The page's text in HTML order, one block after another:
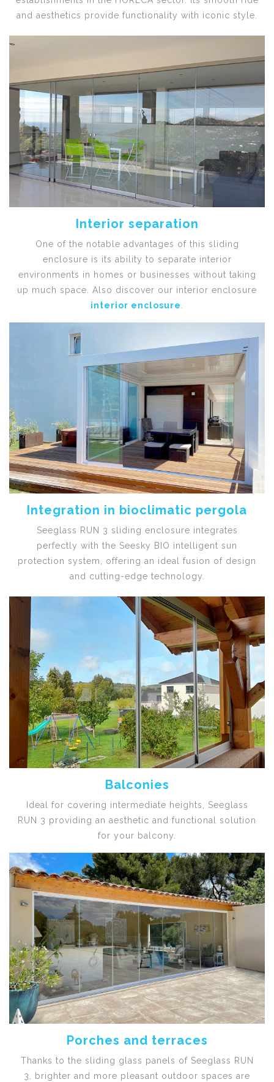
and aesthetics provide functionality with iconic style.
Interior separation
One of the notable advantages of this sliding
enclosure is its ability to separate interior
environments in homes or businesses without taking
up much space. Also discover our interior enclosure
interior enclosure
Integration in bioclimatic pergola
Seeglass RUN 3 sliding enclosure integrates
perfectly with the Seesky BIO intelligent sun
protection system, offering an ideal fusion of design
and cutting-edge technology.
Balconies
Ideal for covering intermediate heights, Seeglass
RUN 3 providing an aesthetic and functional solution
for your balcony.
Porches and terraces
Thanks to the sliding glass panels of Seeglass RUN
3, brighter and more pleasant outdoor spaces are